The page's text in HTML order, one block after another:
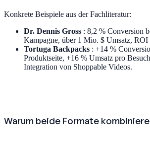
Konkrete Beispiele aus der Fachliteratur:
Dr. Dennis Gross : 8,2 % Conversion
Kampagne, über 1 Mio. $ Umsatz, ROI
Tortuga Backpacks : +14 %
Produktseite, +16 % Umsatz pro
Integration von Shoppable Videos.
Warum beide Formate